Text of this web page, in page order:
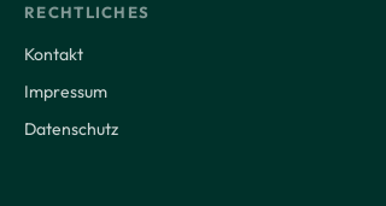
RECHTLICHES
Kontakt
Impressum
Datenschutz